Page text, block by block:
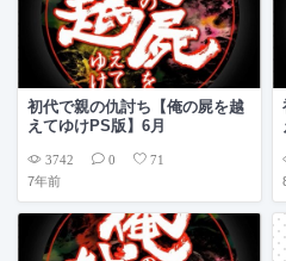
初代で親の仇討ち【俺の屍を越
えてゆけPS版】6月
3742 0 71
7年前